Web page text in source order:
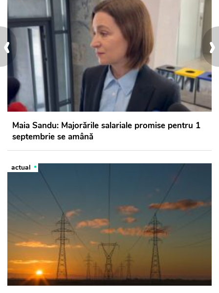
›
‹
Maia Sandu: Majorările salariale promise pentru 1
septembrie se amână
actual